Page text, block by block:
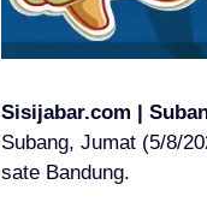
Sisijabar.com |
Subang, Jumat (5/8/
sate Bandung.